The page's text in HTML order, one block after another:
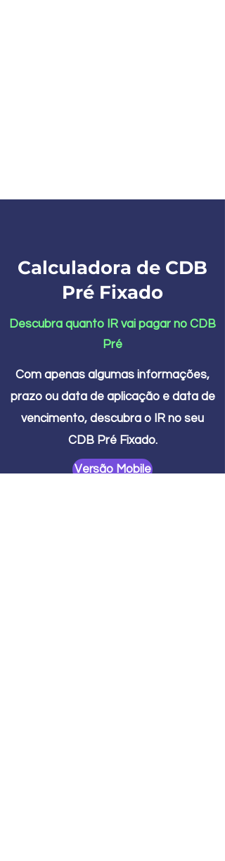
Calculadora de CDB
Pré Fixado
Descubra quanto IR vai pagar no CDB
Pré
Com apenas algumas informações,
prazo ou data de aplicação e data de
vencimento, descubra o IR no seu
CDB Pré Fixado.
Versão Mobile